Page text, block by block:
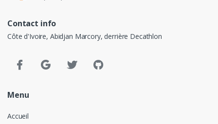
Contact info
Côte d'Ivoire, Abidjan Marcory, derrière Decathlon
Menu
Accueil